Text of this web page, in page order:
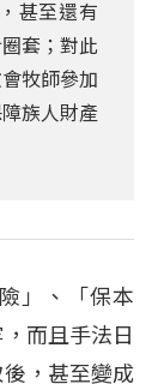
甚至還有
套；對此
牧師參加
族人財產
」、「保本
而且手法日
，甚至變成